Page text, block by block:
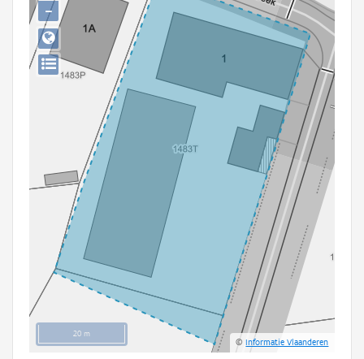
Persoon of collectief
Downloads
Hergebruik
20 m
©Informatie Vlaanderen
−